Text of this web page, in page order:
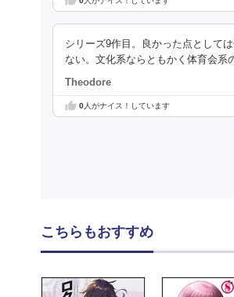
シリーズ9作目。良かった点として
ない。文化系ならともかく体育会系
Theodore
0人がナイス！しています
こちらもおすすめ